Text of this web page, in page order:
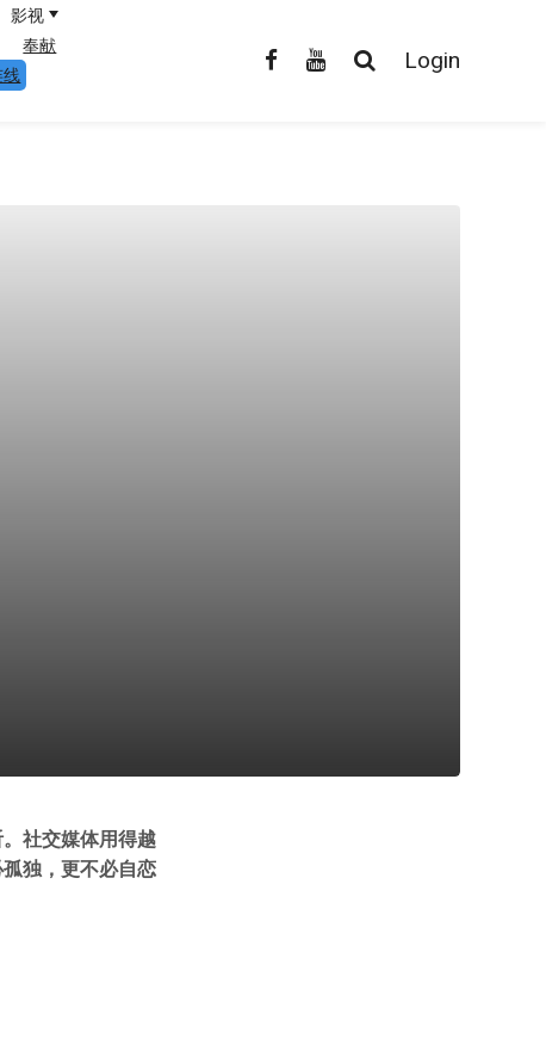
影视
奉献
线
Login
社交媒体用得越
独，更不必自恋